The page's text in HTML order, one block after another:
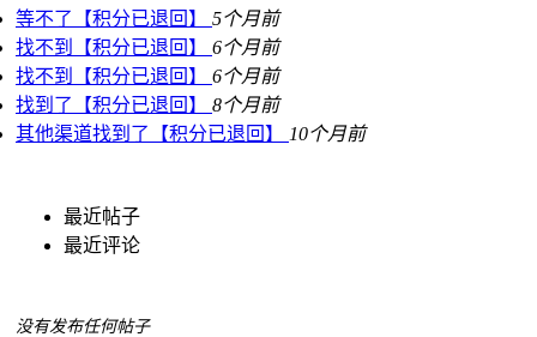
等不了【积分已退回】 5个月前
找不到【积分已退回】 6个月前
找不到【积分已退回】 6个月前
找到了【积分已退回】 8个月前
其他渠道找到了【积分已退回】
10个月前
最近帖子
最近评论
没有发布任何帖子